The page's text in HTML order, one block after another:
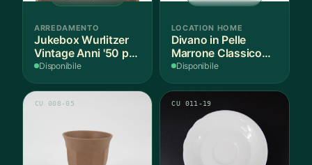
ARREDAMENTO
Jukebox Wurlitzer
Vintage Anni '50 per
Noleggio
Disponibile
LOCATION HOME
Divano in Pelle
Marrone Classico
per Noleggio
Disponibile
CU 008-05 CU 011-19